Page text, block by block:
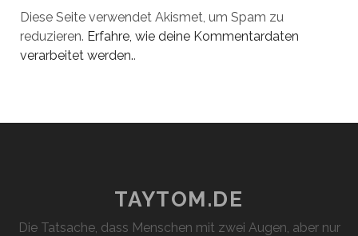
Diese Seite verwendet Akismet, um Spam zu
reduzieren. Erfahre, wie deine Kommentardaten
verarbeitet werden..
TAYTOM.DE
Die Tatsache, dass Menschen mit zwei Augen, aber nur